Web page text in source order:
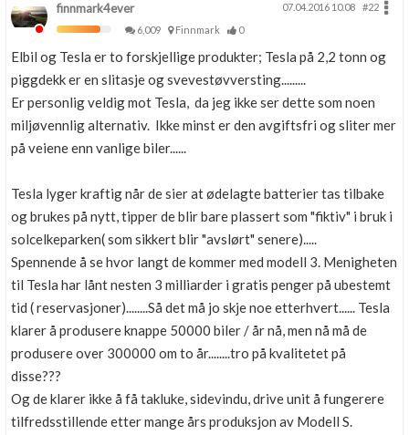
finnmark4ever 07.04.2016 10.08
#22
6,009
Finnmark 0
Elbil og Tesla er to forskjellige produkter; Tesla på 2,2 tonn og
piggdekk er en slitasje og svevestøvversting.........
Er personlig veldig mot Tesla, da jeg ikke ser dette som noen
miljøvennlig alternativ. Ikke minst er den avgiftsfri og sliter mer
på veiene enn vanlige biler......
Tesla lyger kraftig når de sier at ødelagte batterier tas tilbake
og brukes på nytt, tipper de blir bare plassert som "fiktiv" i bruk i
solcelkeparken( som sikkert blir "avslørt" senere).....
Spennende å se hvor langt de kommer med modell 3. Menigheten
til Tesla har lånt nesten 3 milliarder i gratis penger på ubestemt
tid ( reservasjoner)........Så det må jo skje noe etterhvert...... Tesla
klarer å produsere knappe 50000 biler / år nå, men nå må de
produsere over 300000 om to år........tro på kvalitetet på
disse???
Og de klarer ikke å få takluke, sidevindu, drive unit å fungerere
tilfredsstillende etter mange års produksjon av Modell S.